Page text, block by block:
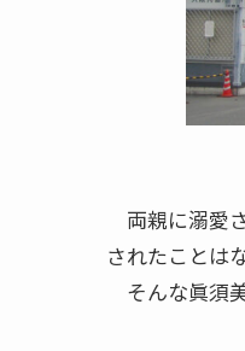
両親に溺愛
されたことは
そんな眞須